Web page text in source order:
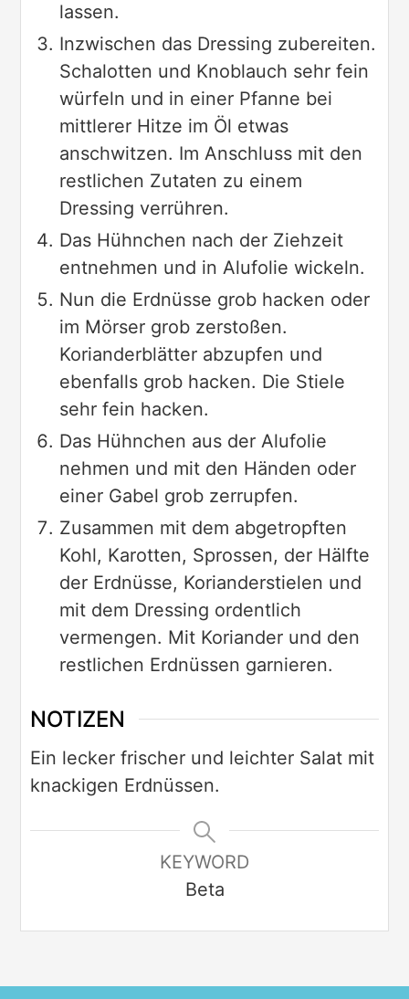
lassen.
Inzwischen das Dressing zubereiten.
Schalotten und Knoblauch sehr fein
würfeln und in einer Pfanne bei
mittlerer Hitze im Öl etwas
anschwitzen. Im Anschluss mit den
restlichen Zutaten zu einem
Dressing verrühren.
Das Hühnchen nach der Ziehzeit
entnehmen und in Alufolie wickeln.
Nun die Erdnüsse grob hacken oder
im Mörser grob zerstoßen.
Korianderblätter abzupfen und
ebenfalls grob hacken. Die Stiele
sehr fein hacken.
Das Hühnchen aus der Alufolie
nehmen und mit den Händen oder
einer Gabel grob zerrupfen.
Zusammen mit dem abgetropften
Kohl, Karotten, Sprossen, der Hälfte
der Erdnüsse, Korianderstielen und
mit dem Dressing ordentlich
vermengen. Mit Koriander und den
restlichen Erdnüssen garnieren.
NOTIZEN
Ein lecker frischer und leichter Salat mit
knackigen Erdnüssen.
KEYWORD
Beta